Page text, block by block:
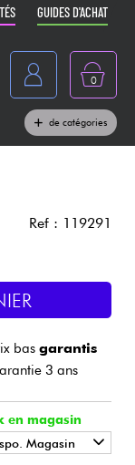
GUIDES D'ACHAT
0
de catégories
Ref : 119291
bas garantis
3 ans
en magasin
Magasin